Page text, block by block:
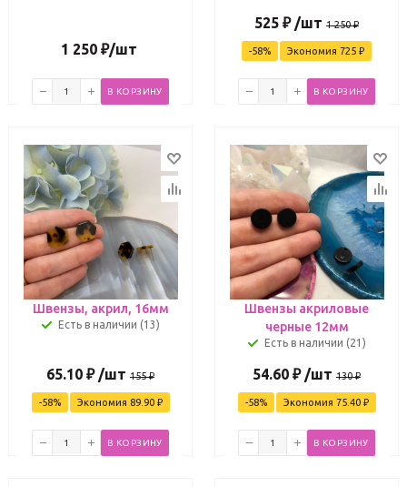
1 250₽/шт
В КОРЗИНУ
525 ₽ /шт 1 250₽
-58% Экономия 725 ₽
В КОРЗИНУ
Швензы, акрил, 16мм
Есть в наличии (13)
65.10 ₽ /шт 155₽
-58% Экономия 89.90₽
В КОРЗИНУ
Швензы акриловые
черные 12мм
Есть в наличии (21)
54.60 ₽ /шт 130₽
-58% Экономия 75.40₽
В КОРЗИНУ